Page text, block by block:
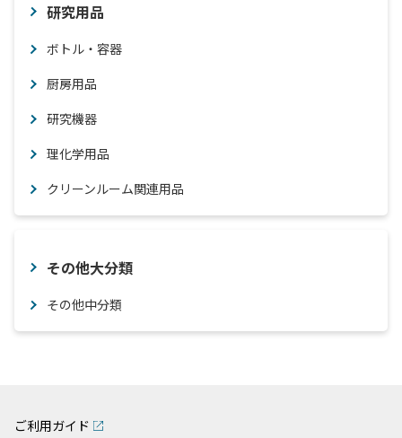
研究用品
ボトル・容器
厨房用品
研究機器
理化学用品
クリーンルーム関連用品
その他大分類
その他中分類
ご利用ガイド